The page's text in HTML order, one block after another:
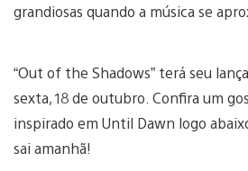
grandiosas quando a música se
“Out of the Shadows” terá seu
sexta, 18 de outubro. Confira um
inspirado em Until Dawn logo
sai amanhã!